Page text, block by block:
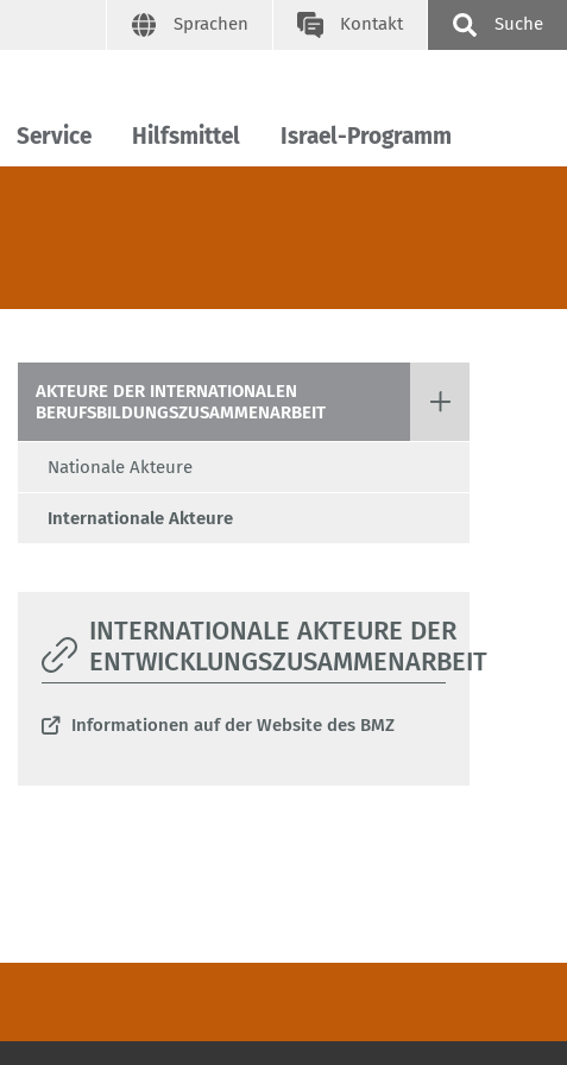
Sprachen Kontakt Suche
Service Hilfsmittel Israel-Programm
AKTEURE DER INTERNATIONALEN
BERUFSBILDUNGSZUSAMMENARBEIT
Nationale Akteure
Internationale Akteure
INTERNATIONALE AKTEURE DER
ENTWICKLUNGSZUSAMMENARBEIT
Informationen auf der Website des BMZ